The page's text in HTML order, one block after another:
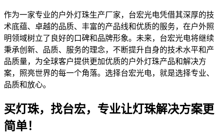
作为一家专业的户外灯珠生产厂家，台宏光电凭借其深厚的技
术底蕴、卓越的品质、丰富的产品线和优质的服务，在户外照
明领域树立了良好的口碑和品牌形象。未来，台宏光电将继续
秉承创新、品质、服务的理念，不断提升自身的技术水平和产
品质量，为全球客户提供更加优质的户外灯珠产品和解决方
案，照亮世界的每一个角落。选择台宏光电，就是选择专业、
品质和放心。
买灯珠，找台宏，专业让灯珠解决方案更
简单！